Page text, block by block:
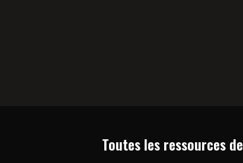
Toutes les ressources de